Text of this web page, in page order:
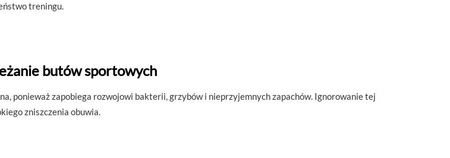
treningu.
butów sportowych
ponieważ zapobiega rozwojowi bakterii, grzybów i nieprzyjemnych zapachów. Ignorowanie tej
zniszczenia obuwia.